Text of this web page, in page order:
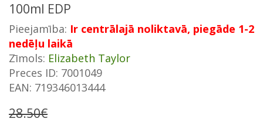
100ml EDP
Pieejamība: Ir centrālajā noliktavā, piegāde 1-2
nedēļu laikā
Zīmols: Elizabeth Taylor
Preces ID: 7001049
EAN: 719346013444
28.50€